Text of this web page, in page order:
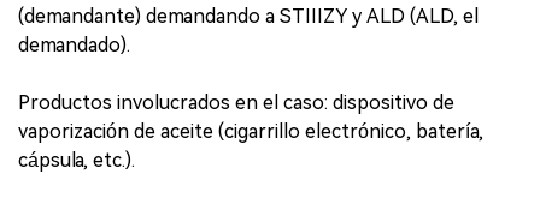
(demandante) demandando a STIIIZY y ALD (ALD, el
demandado).
Productos involucrados en el caso: dispositivo de
vaporización de aceite (cigarrillo electrónico, batería,
cápsula, etc.).